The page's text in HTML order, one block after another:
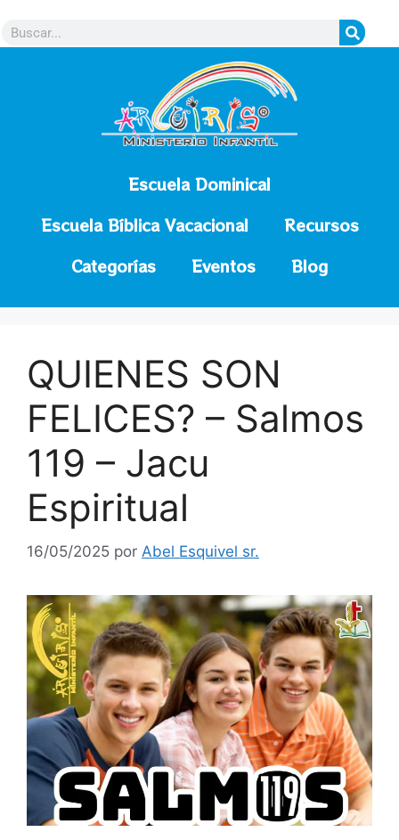
Escuela Dominical
Escuela Bíblica Vacacional
Recursos
Categorías
Eventos Blog
QUIENES SON
FELICES? – Salmos
119 – Jacu
Espiritual
16/05/2025 por Abel Esquivel sr.